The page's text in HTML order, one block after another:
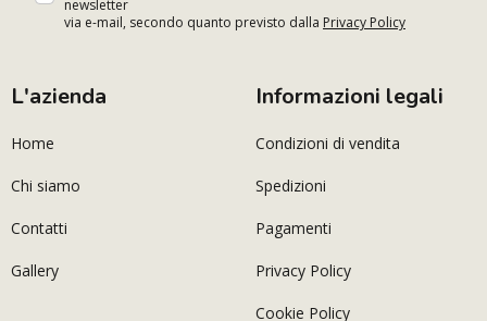
newsletter
via e-mail, secondo quanto previsto dalla Privacy Policy
L'azienda
Home
Chi siamo
Contatti
Gallery
Informazioni legali
Condizioni di vendita
Spedizioni
Pagamenti
Privacy Policy
Cookie Policy